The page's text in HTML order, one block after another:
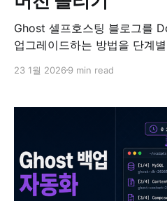
Ghost 셀프호스팅 블로그를
업그레이드하는 방법을 단계
23 1월 2026 9 min read